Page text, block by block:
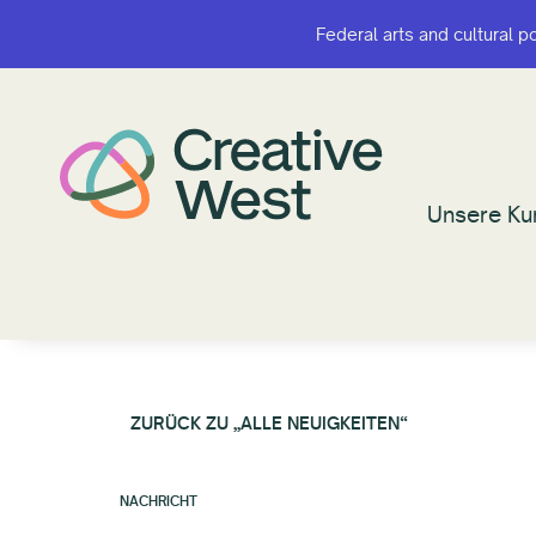
Federal arts and cultural
Unsere
Federal arts and cultural
Unsere
ZURÜCK ZU „ALLE NEUIGKEITEN“
NACHRICHT